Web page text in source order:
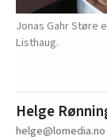
Jonas Gahr Støre
Listhaug.
Helge
helge@lomedia.no